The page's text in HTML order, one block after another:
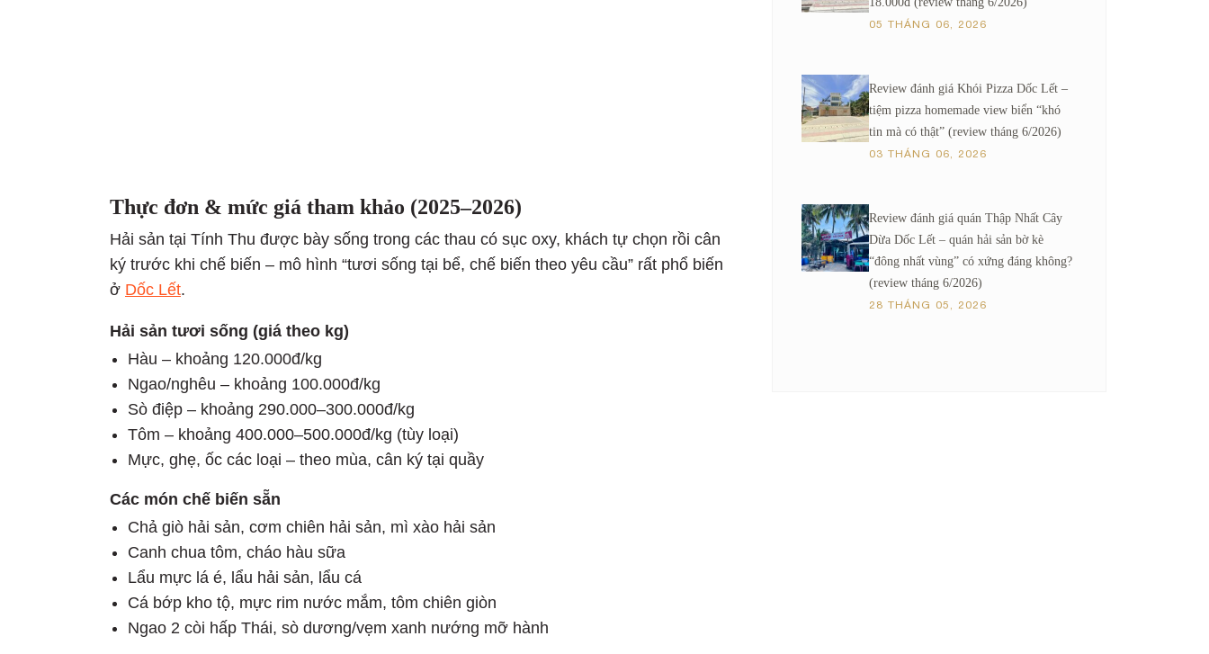
Thực đơn & mức giá tham khảo (2025–2026)
Hải sản tại Tính Thu được bày sống trong các thau có sục oxy, khách tự chọn rồi cân
ký trước khi chế biến – mô hình “tươi sống tại bể, chế biến theo yêu cầu” rất phổ biến
ở Dốc Lết.
Hải sản tươi sống (giá theo kg)
Hàu – khoảng 120.000đ/kg
Ngao/nghêu – khoảng 100.000đ/kg
Sò điệp – khoảng 290.000–300.000đ/kg
Tôm – khoảng 400.000–500.000đ/kg (tùy loại)
Mực, ghẹ, ốc các loại – theo mùa, cân ký tại quầy
Các món chế biến sẵn
Chả giò hải sản, cơm chiên hải sản, mì xào hải sản
Canh chua tôm, cháo hàu sữa
Lẩu mực lá é, lẩu hải sản, lẩu cá
Cá bớp kho tộ, mực rim nước mắm, tôm chiên giòn
Ngao 2 còi hấp Thái, sò dương/vẹm xanh nướng mỡ hành
05 THÁNG 06, 2026
Review đánh giá Khói Pizza Dốc Lết –
tiệm pizza homemade view biển “khó
tin mà có thật” (review tháng 6/2026)
03 THÁNG 06, 2026
Review đánh giá quán Thập Nhất Cây
Dừa Dốc Lết – quán hải sản bờ kè
“đông nhất vùng” có xứng đáng không?
(review tháng 6/2026)
28 THÁNG 05, 2026